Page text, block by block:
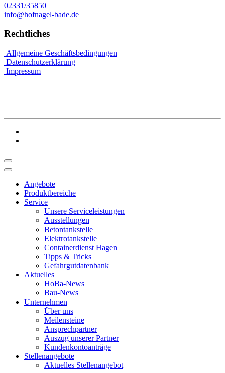
02331/35850
info@hofnagel-bade.de
Rechtliches
Allgemeine Geschäftsbedingungen
Datenschutzerklärung
Impressum
Angebote
Produktbereiche
Service
Unsere Serviceleistungen
Ausstellungen
Betontankstelle
Elektrotankstelle
Containerdienst Hagen
Tipps & Tricks
Gefahrgutdatenbank
Aktuelles
HoBa-News
Bau-News
Unternehmen
Über uns
Meilensteine
Ansprechpartner
Auszug unserer Partner
Kundenkontoanträge
Stellenangebote
Aktuelles Stellenangebot